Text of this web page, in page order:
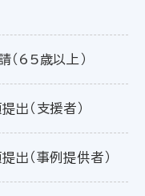
（65歳以上）
出（支援者）
出（事例提供者）